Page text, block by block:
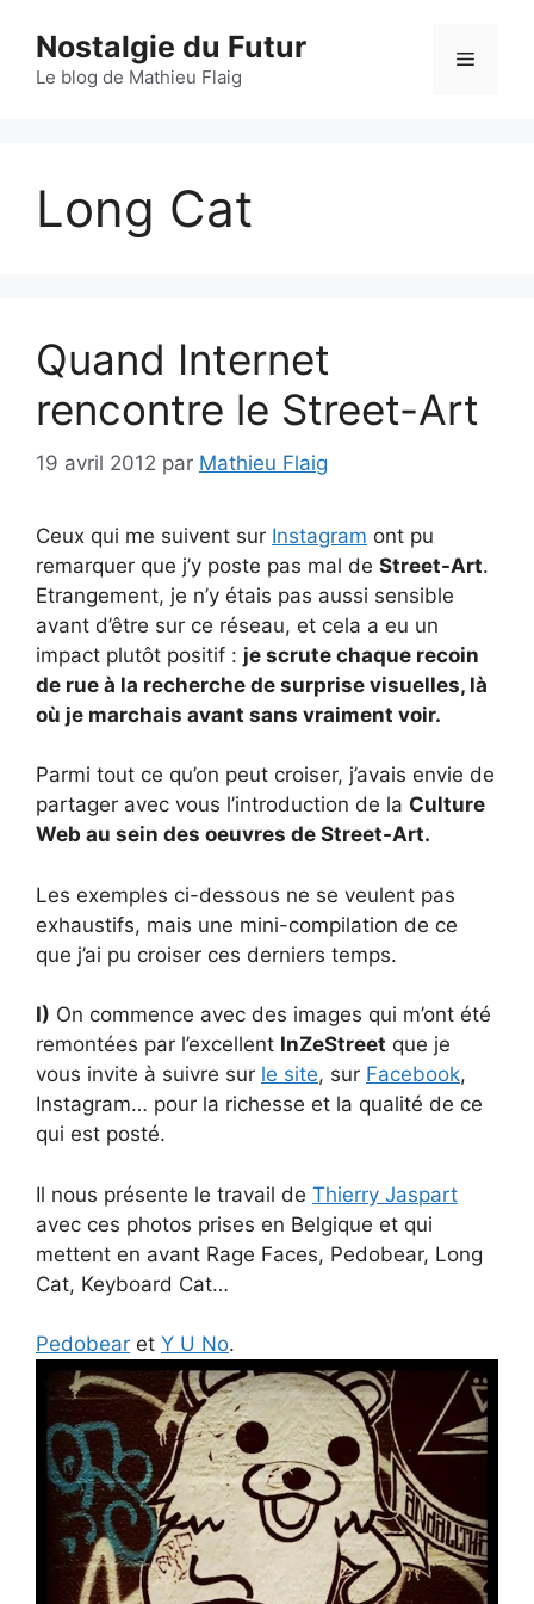
contenu
Nostalgie du Futur
Le blog de Mathieu Flaig
Menu
Long Cat
Quand Internet
rencontre le Street-Art
19 avril 2012 par Mathieu Flaig
Ceux qui me suivent sur Instagram ont pu
remarquer que j’y poste pas mal de Street-Art.
Etrangement, je n’y étais pas aussi sensible
avant d’être sur ce réseau, et cela a eu un
impact plutôt positif : je scrute chaque recoin
de rue à la recherche de surprise visuelles, là
où je marchais avant sans vraiment voir.
Parmi tout ce qu’on peut croiser, j’avais envie de
partager avec vous l’introduction de la Culture
Web au sein des oeuvres de Street-Art.
Les exemples ci-dessous ne se veulent pas
exhaustifs, mais une mini-compilation de ce
que j’ai pu croiser ces derniers temps.
I) On commence avec des images qui m’ont été
remontées par l’excellent InZeStreet que je
vous invite à suivre sur le site, sur Facebook,
Instagram… pour la richesse et la qualité de ce
qui est posté.
Il nous présente le travail de Thierry Jaspart
avec ces photos prises en Belgique et qui
mettent en avant Rage Faces, Pedobear, Long
Cat, Keyboard Cat…
Pedobear et Y U No.